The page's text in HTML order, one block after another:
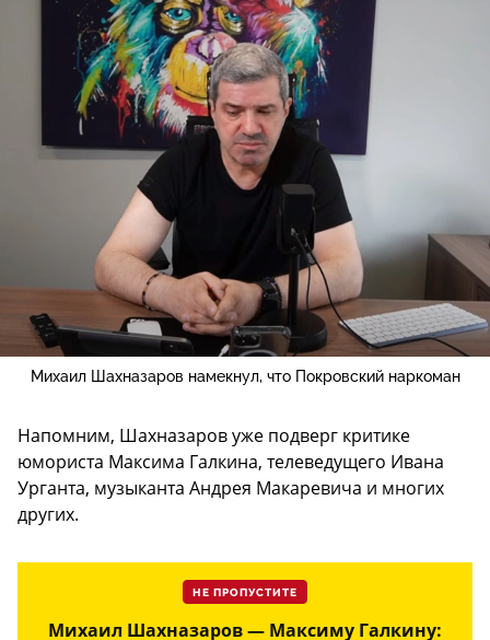
Михаил Шахназаров намекнул, что Покровский наркоман
Напомним, Шахназаров уже подверг критике
юмориста Максима Галкина, телеведущего Ивана
Урганта, музыканта Андрея Макаревича и многих
других.
НЕ ПРОПУСТИТЕ
Михаил Шахназаров — Максиму Галкину: